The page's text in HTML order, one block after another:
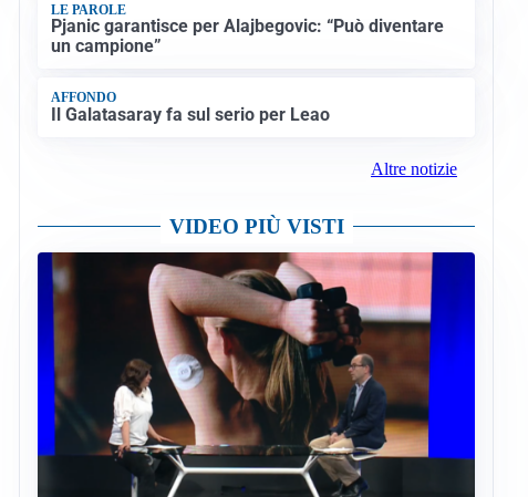
LE PAROLE
Pjanic garantisce per Alajbegovic: “Può diventare
un campione”
AFFONDO
Il Galatasaray fa sul serio per Leao
Altre notizie
VIDEO PIÙ VISTI